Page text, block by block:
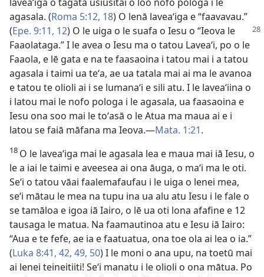
agasala. (Roma 5:12, 18) O lenā laveaʻiga e “faavavau.”
(Epe. 9:11, 12) O le uiga o le suafa o Iesu o “Ieova le
Faaolataga.” I le avea o Iesu ma o tatou Laveaʻi, po o le
Faaola, e lē gata e na te faasaoina i tatou mai i a tatou
agasala i taimi ua teʻa, ae ua tatala mai ai ma le avanoa
e tatou te olioli ai i se lumanaʻi e sili atu. I le laveaʻiina o
i latou mai le nofo pologa i le agasala, ua faasaoina e
Iesu ona soo mai le toʻasā o le Atua ma maua ai e i
latou se faiā māfana ma Ieova.—Mata. 1:21.
18 O le laveaʻiga mai le agasala lea e maua mai iā Iesu, o
le a iai le taimi e aveesea ai ona āuga, o maʻi ma le oti.
Seʻi o tatou vāai faalemafaufau i le uiga o lenei mea,
seʻi mātau le mea na tupu ina ua alu atu Iesu i le fale o
se tamāloa e igoa iā Iairo, o lē ua oti lona afafine e 12
tausaga le matua. Na faamautinoa atu e Iesu iā Iairo:
“Aua e te fefe, ae ia e faatuatua, ona toe ola ai lea o ia.”
(Luka 8:41, 42, 49, 50) I le moni o ana upu, na toetū mai
ai lenei teineitiiti! Seʻi manatu i le olioli o ona mātua. Po